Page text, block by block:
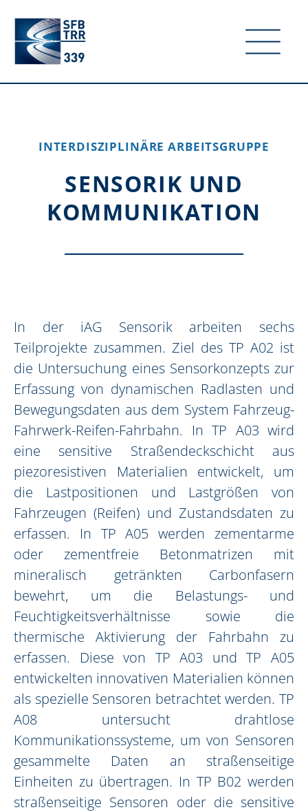
INTERDISZIPLINÄRE ARBEITSGRUPPE
SENSORIK UND
KOMMUNIKATION
In der iAG Sensorik arbeiten sechs
Teilprojekte zusammen. Ziel des TP A02 ist
die Untersuchung eines Sensorkonzepts zur
Erfassung von dynamischen Radlasten und
Bewegungsdaten aus dem System Fahrzeug-
Fahrwerk-Reifen-Fahrbahn. In TP A03 wird
eine sensitive Straßendeckschicht aus
piezoresistiven Materialien entwickelt, um
die Lastpositionen und Lastgrößen von
Fahrzeugen (Reifen) und Zustandsdaten zu
erfassen. In TP A05 werden zementarme
oder zementfreie Betonmatrizen mit
mineralisch getränkten Carbonfasern
bewehrt, um die Belastungs- und
Feuchtigkeitsverhältnisse sowie die
thermische Aktivierung der Fahrbahn zu
erfassen. Diese von TP A03 und TP A05
entwickelten innovativen Materialien können
als spezielle Sensoren betrachtet werden. TP
A08 untersucht drahtlose
Kommunikationssysteme, um von Sensoren
gesammelte Daten an straßenseitige
Einheiten zu übertragen. In TP B02 werden
straßenseitige Sensoren oder die sensitive